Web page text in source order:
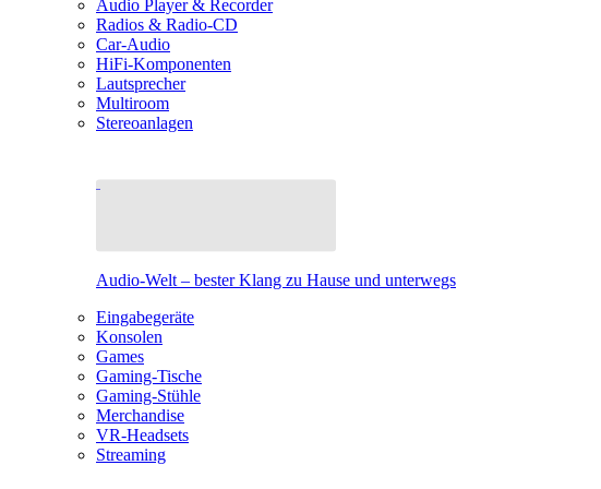
Audio Player & Recorder
Radios & Radio-CD
Car-Audio
HiFi-Komponenten
Lautsprecher
Multiroom
Stereoanlagen
Audio-Welt – bester Klang zu Hause und unterwegs
Eingabegeräte
Konsolen
Games
Gaming-Tische
Gaming-Stühle
Merchandise
VR-Headsets
Streaming